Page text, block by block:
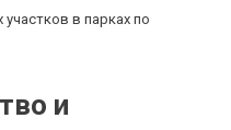
в парках по
и